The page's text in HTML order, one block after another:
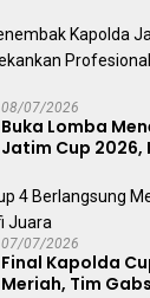
Publik
08/07/2026
Buka Lomba
Jatim Cup 2026,
Penggunaan
07/07/2026
Final Kapolda
Meriah, Tim